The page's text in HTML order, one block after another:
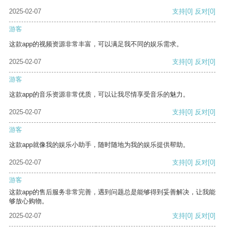
2025-02-07 支持[0] 反对[0]
游客
这款app的视频资源非常丰富，可以满足我不同的娱乐需求。
2025-02-07 支持[0] 反对[0]
游客
这款app的音乐资源非常优质，可以让我尽情享受音乐的魅力。
2025-02-07 支持[0] 反对[0]
游客
这款app就像我的娱乐小助手，随时随地为我的娱乐提供帮助。
2025-02-07 支持[0] 反对[0]
游客
这款app的售后服务非常完善，遇到问题总是能够得到妥善解决，让我能
够放心购物。
2025-02-07
支持[0] 反对[0]